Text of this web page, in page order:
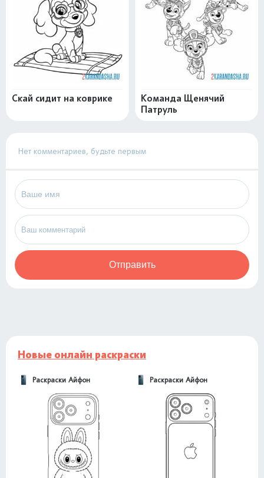
Скай сидит на коврике
Команда Щенячий
Патруль
Нет комментариев, будьте первым
Отправить
Новые онлайн раскраски
Раскраски Айфон Раскраски Айфон